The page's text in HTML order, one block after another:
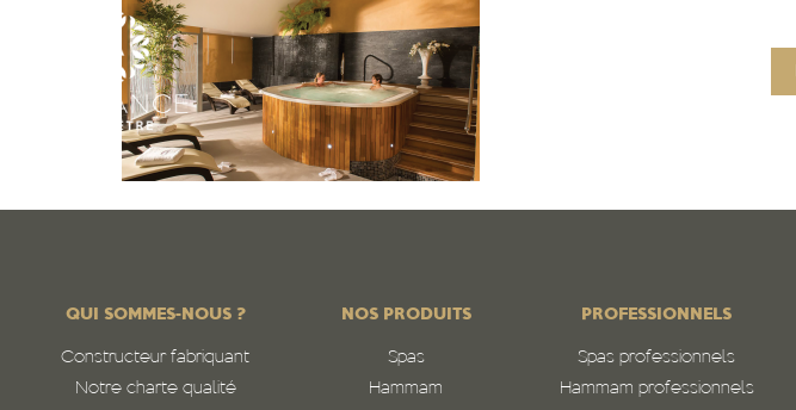
QUI SOMMES-NOUS ?
Constructeur fabriquant
Notre charte qualité
NOS PRODUITS
Spas
Hammam
PROFESSIONNELS
Spas professionnels
Hammam professionnels